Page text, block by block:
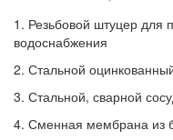
1. Резьбовой штуцер для
водоснабжения
2. Стальной
3. Стальной, сварной
4. Сменная мембрана из